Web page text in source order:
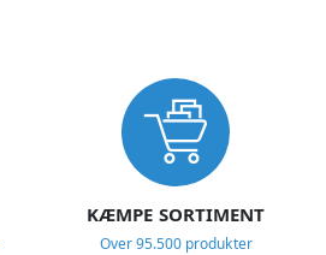
KÆMPE SORTIMENT
Over 95.500 produkter